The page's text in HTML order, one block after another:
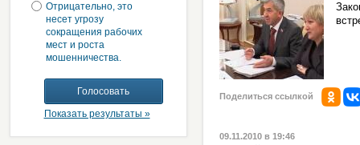
Отрицательно, это
несет угрозу
сокращения рабочих
мест и роста
мошенничества.
Показать результаты »
Поделиться ссылкой
09.11.2010 в 19:46